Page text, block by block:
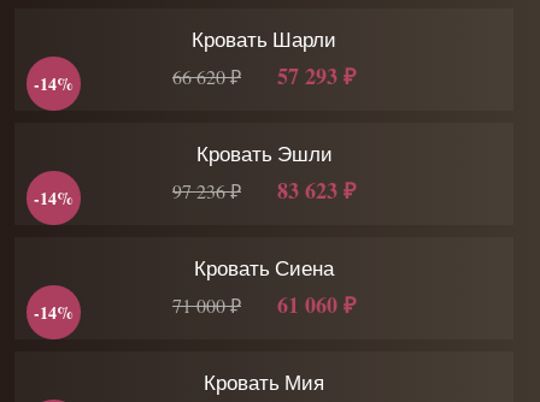
Кровать Шарли
66 620 ₽ 57 293 ₽
-14%
Кровать Эшли
97 236 ₽ 83 623 ₽
-14%
Кровать Сиена
71 000 ₽ 61 060 ₽
-14%
Кровать Мия